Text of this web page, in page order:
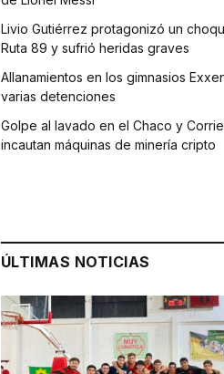
Livio Gutiérrez protagonizó un
Ruta 89 y sufrió heridas graves
Allanamientos en los gimnasios
varias detenciones
Golpe al lavado en el Chaco y
incautan máquinas de minería cripto
ÚLTIMAS NOTICIAS